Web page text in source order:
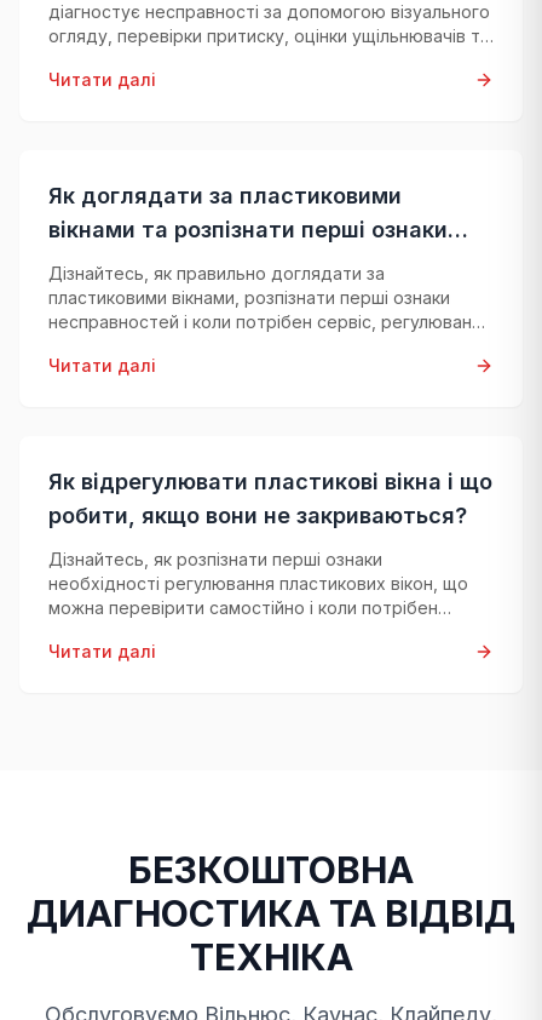
діагностує несправності за допомогою візуального
огляду, перевірки притиску, оцінки ущільнювачів та
Читати далі
Як доглядати за пластиковими
вікнами та розпізнати перші ознаки
несправностей
Дізнайтесь, як правильно доглядати за
пластиковими вікнами, розпізнати перші ознаки
несправностей і коли потрібен сервіс, регулювання
Читати далі
Як відрегулювати пластикові вікна і що
робити, якщо вони не закриваються?
Дізнайтесь, як розпізнати перші ознаки
необхідності регулювання пластикових вікон, що
можна перевірити самостійно і коли потрібен
Читати далі
БЕЗКОШТОВНА
ДИАГНОСТИКА ТА ВІДВІД
ТЕХНІКА
Обслуговуємо Вільнюс, Каунас, Клайпеду,